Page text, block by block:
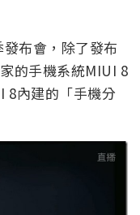
布會，除了發布
的手機系統MIUI 8
8內建的「手機分